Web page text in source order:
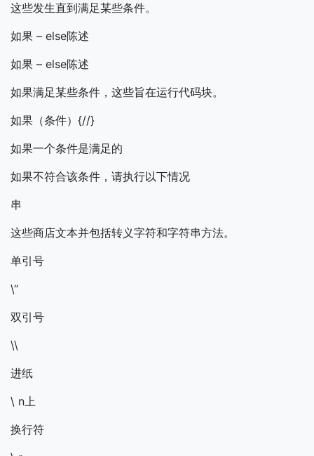
这些发生直到满足某些条件。
如果 – else陈述
如果 – else陈述
如果满足某些条件，这些旨在运行代码块。
如果（条件）{//}
如果一个条件是满足的
如果不符合该条件，请执行以下情况
串
这些商店文本并包括转义字符和字符串方法。
单引号
\“
双引号
\\
进纸
\ n上
换行符